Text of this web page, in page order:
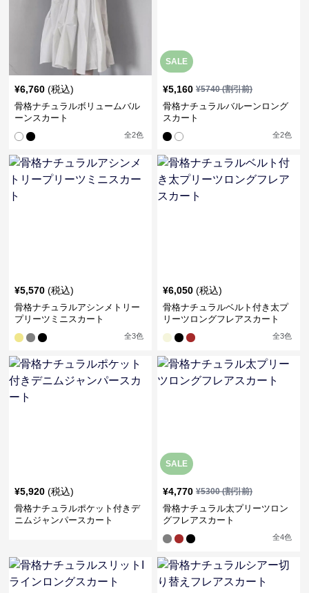
¥6,760 (税込)
骨格ナチュラルボリュームバル
ーンスカート
全2色
SALE
¥5,160 ¥5740(割引前)
骨格ナチュラルバルーンロング
スカート
全2色
¥5,570 (税込)
骨格ナチュラルアシンメトリー
プリーツミニスカート
全3色
¥6,050 (税込)
骨格ナチュラルベルト付き太プ
リーツロングフレアスカート
全3色
¥5,920 (税込)
骨格ナチュラルポケット付きデ
ニムジャンパースカート
SALE
¥4,770 ¥5300(割引前)
骨格ナチュラル太プリーツロン
グフレアスカート
全4色